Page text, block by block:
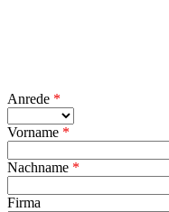
Anrede *
Vorname *
Nachname *
Firma